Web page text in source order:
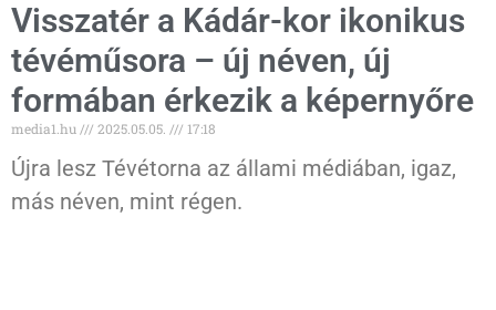
Visszatér a Kádár-kor ikonikus
tévéműsora – új néven, új
formában érkezik a képernyőre
media1.hu 2025.05.05. 17:18
Újra lesz Tévétorna az állami médiában, igaz,
más néven, mint régen.